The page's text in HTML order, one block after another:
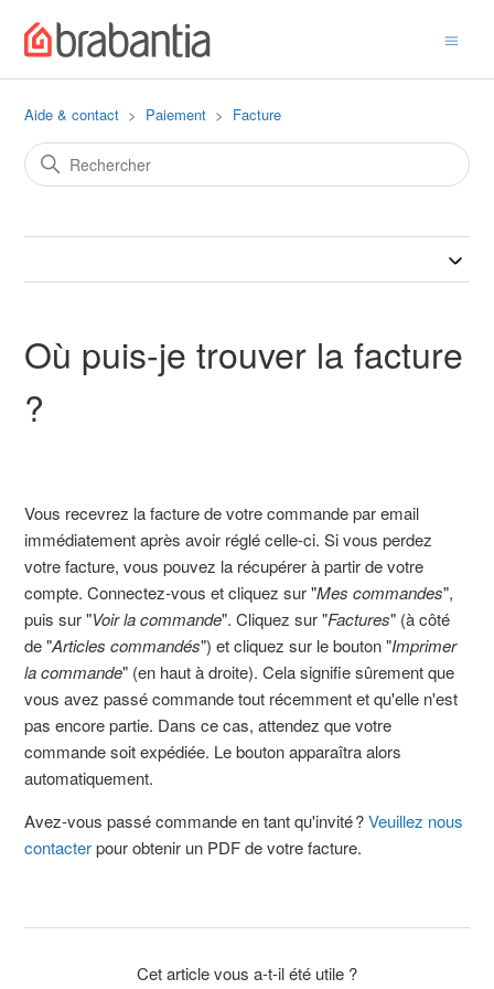
Aide & contact Paiement Facture
Où puis-je trouver la facture
?
Vous recevrez la facture de votre commande par email
immédiatement après avoir réglé celle-ci. Si vous perdez
votre facture, vous pouvez la récupérer à partir de votre
compte. Connectez-vous et cliquez sur "Mes commandes",
puis sur "Voir la commande". Cliquez sur "Factures" (à côté
de "Articles commandés") et cliquez sur le bouton "Imprimer
la commande" (en haut à droite). Cela signifie sûrement que
vous avez passé commande tout récemment et qu'elle n'est
pas encore partie. Dans ce cas, attendez que votre
commande soit expédiée. Le bouton apparaîtra alors
automatiquement.
Avez-vous passé commande en tant qu'invité ?Veuillez nous
contacterpour obtenir un PDF de votre facture.
Cet article vous a-t-il été utile ?